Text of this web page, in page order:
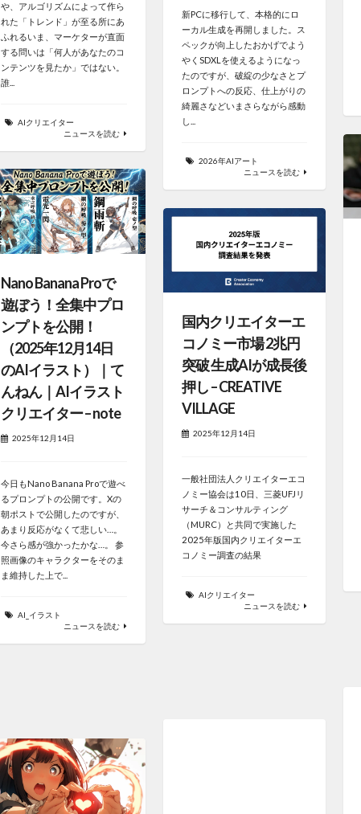
や、アルゴリズムによって作ら
れた「トレンド」が至る所にあ
ふれるいま、マーケターが直面
する問いは「何人があなたのコ
ンテンツを見たか」ではない。
誰...
AIクリエイター
ニュースを読む
新PCに移行して、本格的にロ
ーカル生成を再開しました。ス
ペックが向上したおかげでよう
やくSDXLを使えるようになっ
たのですが、破綻の少なさとプ
ロンプトへの反応、仕上がりの
綺麗さなどいまさらながら感動
し...
2026年AIアート
ニュースを読む
Nano Banana Proで
遊ぼう！全集中プロ
ンプトを公開！
（2025年12月14日
のAIイラスト）｜て
んねん｜AIイラスト
クリエイター – note
2025年12月14日
今日もNano Banana Proで遊べ
るプロンプトの公開です。Xの
朝ポストで公開したのですが、
あまり反応がなくて悲しい…。
今さら感が強かったかな…。 参
照画像のキャラクターをそのま
ま維持した上で...
AI_イラスト
ニュースを読む
国内クリエイターエ
コノミー市場 2兆円
突破 生成AIが成長後
押し – CREATIVE
VILLAGE
2025年12月14日
一般社団法人クリエイターエコ
ノミー協会は10日、三菱UFJリ
サーチ＆コンサルティング
（MURC）と共同で実施した
2025年版国内クリエイターエ
コノミー調査の結果
AIクリエイター
ニュースを読む